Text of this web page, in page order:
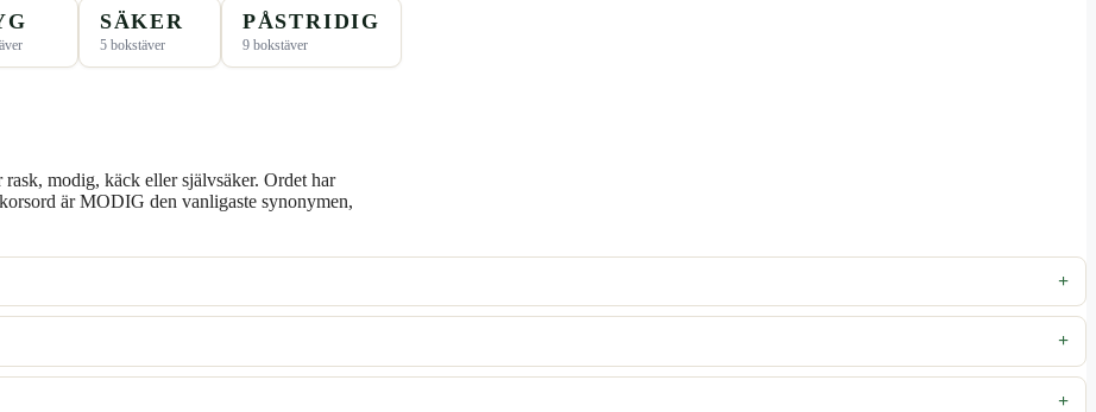
SÄKER
5 bokstäver
PÅSTRIDIG
9 bokstäver
modig, käck eller självsäker. Ordet har
är MODIG den vanligaste synonymen,